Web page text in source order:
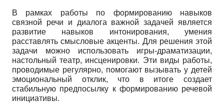
В рамках работы по формированию навыков
связной речи и диалога важной задачей является
развитие навыков интонирования, умения
расставлять смысловые акценты. Для решения этой
задачи можно использовать игры-драматизации,
настольный театр, инсценировки. Эти виды работы,
проводимые регулярно, помогают вызывать у детей
эмоциональный отклик, что в итоге создает
стабильную предпосылку к формированию речевой
инициативы.